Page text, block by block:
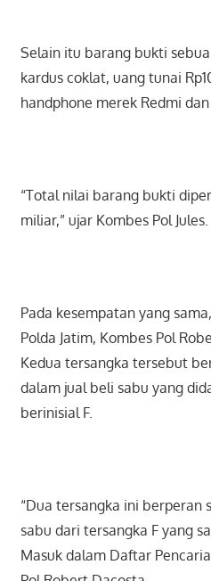
Selain itu barang bukti
kardus coklat, uang tunai
handphone merek Redmi
“Total nilai barang bukti
miliar,” ujar Kombes Pol Jules.
Pada kesempatan yang
Polda Jatim, Kombes Pol
Kedua tersangka tersebut
dalam jual beli sabu yang
berinisial F.
“Dua tersangka ini berperan
sabu dari tersangka F yang
Masuk dalam Daftar